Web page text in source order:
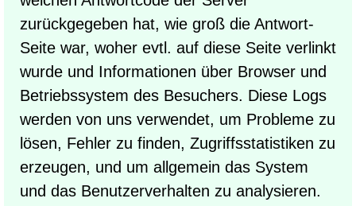
zurückgegeben hat, wie groß die Antwort-
Seite war, woher evtl. auf diese Seite verlinkt
wurde und Informationen über Browser und
Betriebssystem des Besuchers. Diese Logs
werden von uns verwendet, um Probleme zu
lösen, Fehler zu finden, Zugriffsstatistiken zu
erzeugen, und um allgemein das System
und das Benutzerverhalten zu analysieren.